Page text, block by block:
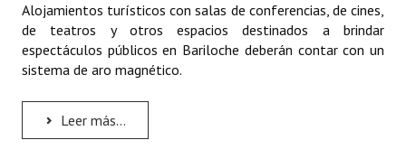
REFORMA DE LA CARTA ORGÁNICA
Alojamientos turísticos con salas de conferencias, de cines,
de teatros y otros espacios destinados a brindar
espectáculos públicos en Bariloche deberán contar con un
sistema de aro magnético.
Leer más...